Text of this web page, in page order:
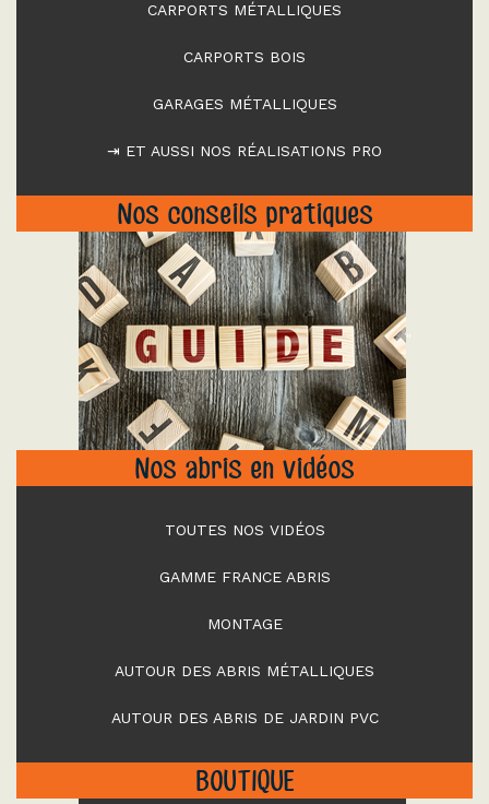
CARPORTS MÉTALLIQUES
CARPORTS BOIS
GARAGES MÉTALLIQUES
⇥ ET AUSSI NOS RÉALISATIONS PRO
Nos conseils pratiques
"
Nos abris en vidéos
TOUTES NOS VIDÉOS
GAMME FRANCE ABRIS
MONTAGE
AUTOUR DES ABRIS MÉTALLIQUES
AUTOUR DES ABRIS DE JARDIN PVC
BOUTIQUE